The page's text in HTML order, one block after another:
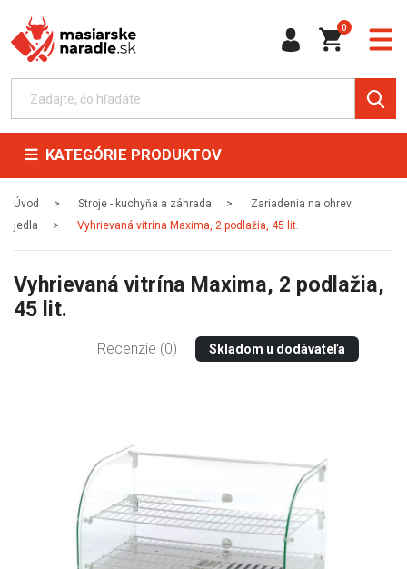
0
KATEGÓRIE PRODUKTOV
Úvod Stroje - kuchyňa a záhrada
Zariadenia na ohrev
jedla
Vyhrievaná vitrína Maxima, 2 podlažia, 45 lit.
Vyhrievaná vitrína Maxima, 2 podlažia,
45 lit.
Recenzie (0) Skladom u dodávateľa